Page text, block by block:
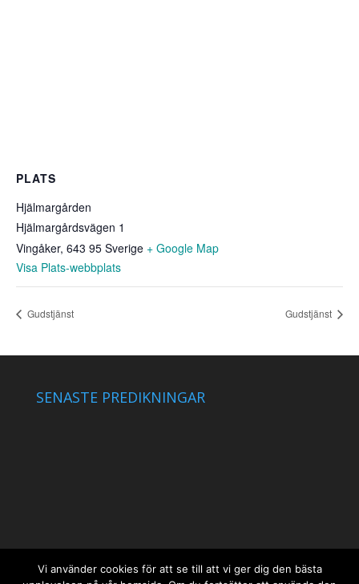
PLATS
Hjälmargården
Hjälmargårdsvägen 1
Vingåker, 643 95 Sverige + Google Map
Visa Plats-webbplats
Gudstjänst Gudstjänst
SENASTE PREDIKNINGAR
Vi använder cookies för att se till att vi ger dig den bästa